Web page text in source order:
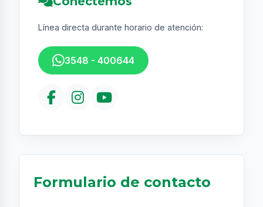
Línea directa durante horario de atención:
3548 - 400644
Formulario de contacto